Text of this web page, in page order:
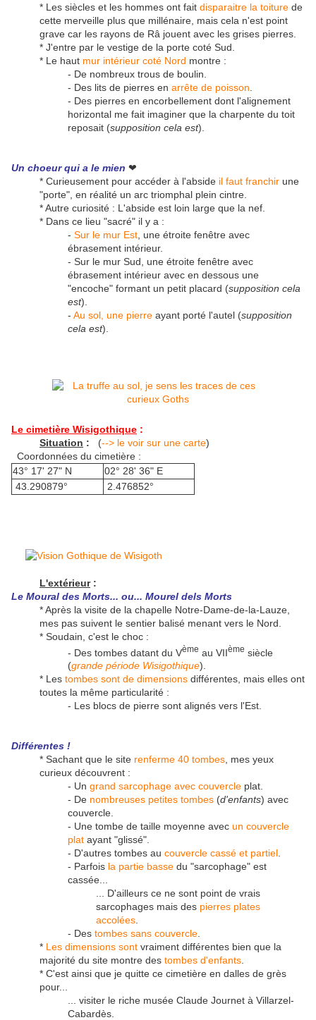
* Les siècles et les hommes ont fait disparaitre la toiture de
cette merveille plus que millénaire, mais cela n'est point
grave car les rayons de Râ jouent avec les grises pierres.
* J'entre par le vestige de la porte coté Sud.
* Le haut mur intérieur coté Nord montre :
- De nombreux trous de boulin.
- Des lits de pierres en arrête de poisson
- Des pierres en encorbellement dont l'alignement
horizontal me fait imaginer que la charpente du toit
reposait (supposition cela est).
Un choeur qui a le mien ❤
* Curieusement pour accéder à l'abside il faut franchir une
"porte", en réalité un arc triomphal plein cintre.
* Autre curiosité : L'abside est loin large que la nef.
* Dans ce lieu "sacré" il y a :
- Sur le mur Est , une étroite fenêtre avec
ébrasement intérieur.
- Sur le mur Sud, une étroite fenêtre avec
ébrasement intérieur avec en dessous une
"encoche" formant un petit placard (supposition cela
est).
- Au sol, une pierre ayant porté l'autel (supposition
cela est).
Le cimetière Wisigothique :
Situation : (--> le voir sur une carte)
Coordonnées du cimetière :
43° 17' 27" N
02° 28' 36" E
43.290879°
2.476852°
L'extérieur:
Le Moural des Morts... ou... Mourel dels Morts
* Après la visite de la chapelle Notre-Dame-de-la-Lauze,
mes pas suivent le sentier balisé menant vers le Nord.
* Soudain, c'est le choc :
- Des tombes datant du Vème au VIIème siècle
(grande période Wisigothique).
* Les tombes sont de dimensions différentes, mais elles ont
toutes la même particularité :
- Les blocs de pierre sont alignés vers l'Est.
Différentes !
* Sachant que le site renferme 40 tombes, mes yeux
curieux découvrent :
- Un grand sarcophage avec couvercle plat.
- De nombreuses petites tombes (d'enfants) avec
couvercle.
- Une tombe de taille moyenne avec un couvercle
plat ayant "glissé".
- D'autres tombes au couvercle cassé et partiel.
- Parfois la partie basse du "sarcophage" est
cassée...
... D'ailleurs ce ne sont point de vrais
sarcophages mais des pierres plates
accolées.
- Des tombes sans couvercle.
* Les dimensions sont vraiment différentes bien que la
majorité du site montre des tombes d'enfants.
* C'est ainsi que je quitte ce cimetière en dalles de grès
pour...
... visiter le riche musée Claude Journet à Villarzel-
Cabardès.